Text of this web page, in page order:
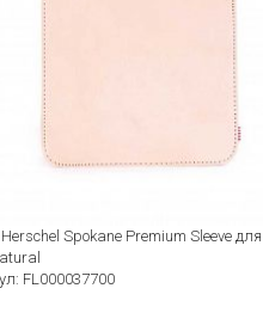
Spokane Premium Sleeve
FL000037700